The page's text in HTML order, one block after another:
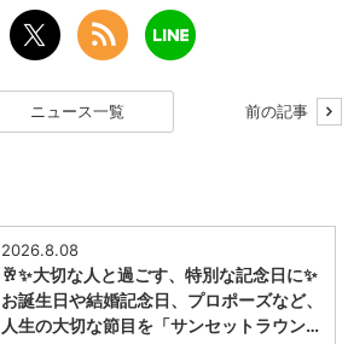
ニュース一覧 前の記事
2026.8.08
🥂✨大切な人と過ごす、特別な記念日に✨
お誕生日や結婚記念日、プロポーズなど、
人生の大切な節目を「サンセットラウン…